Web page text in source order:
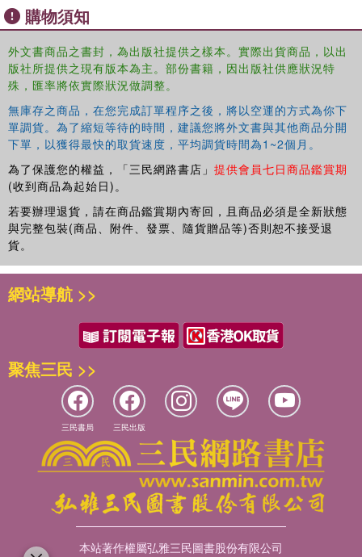
購物須知
外文書商品之書封，為出版社提供之樣本。實際出貨商品，以出
版社所提供之現有版本為主。部份書籍，因出版社供應狀況特
殊，匯率將依實際狀況做調整。
無庫存之商品，在您完成訂單程序之後，將以空運的方式為你下
單調貨。為了縮短等待的時間，建議您將外文書與其他商品分開
下單，以獲得最快的取貨速度，平均調貨時間為1~2個月。
為了保護您的權益，「三民網路書店」 提供會員七日商品鑑賞期
(收到商品為起始日)。
若要辦理退貨，請在商品鑑賞期內寄回，且商品必須是全新狀態
與完整包裝(商品、附件、發票、隨貨贈品等)否則恕不接受退
貨。
網站導航 >>
聚焦三民 >>
三民書局 三民出版
本站著作權屬弘雅三民圖書股份有限公司